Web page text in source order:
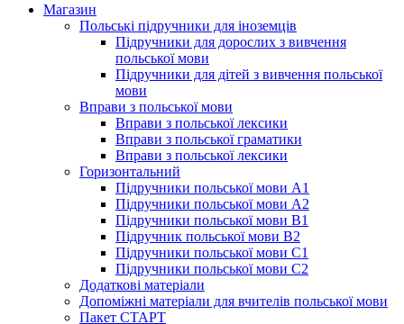
Магазин
Польські підручники для іноземців
Підручники для дорослих з вивчення
польської мови
Підручники для дітей з вивчення польської
мови
Вправи з польської мови
Вправи з польської лексики
Вправи з польської граматики
Вправи з польської лексики
Горизонтальний
Підручники польської мови А1
Підручники польської мови А2
Підручники польської мови B1
Підручник польської мови B2
Підручники польської мови C1
Підручники польської мови C2
Додаткові матеріали
Допоміжні матеріали для вчителів польської мови
Пакет СТАРТ